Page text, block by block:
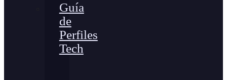
Guía
de
Perfiles
Tech